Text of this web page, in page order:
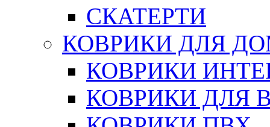
СКАТЕРТИ
КОВРИКИ ДЛЯ
КОВРИКИ
КОВРИКИ ДЛЯ